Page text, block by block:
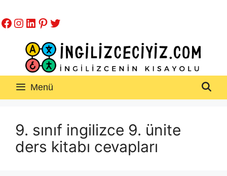
atla
Facebook
Instagram
LinkedIn
Pinterest
Twitter
Menü
9. sınıf ingilizce 9. ünite
ders kitabı cevapları